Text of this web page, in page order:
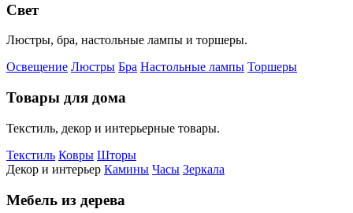
Свет
Люстры, бра, настольные лампы и торшеры.
Освещение Люстры Бра Настольные лампы Торшеры
Товары для дома
Текстиль, декор и интерьерные товары.
Текстиль Ковры Шторы
Декор и интерьер Камины Часы Зеркала
Мебель из дерева